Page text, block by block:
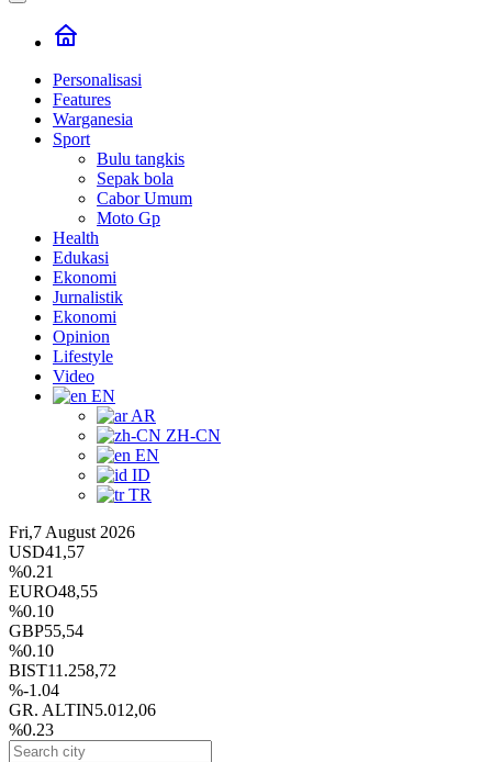
Personalisasi
Features
Warganesia
Sport
Bulu tangkis
Sepak bola
Cabor Umum
Moto Gp
Health
Edukasi
Ekonomi
Jurnalistik
Ekonomi
Opinion
Lifestyle
Video
EN
AR
ZH-CN
EN
ID
TR
Fri,7 August 2026
USD41,57
%0.21
EURO48,55
%0.10
GBP55,54
%0.10
BIST11.258,72
%-1.04
GR. ALTIN5.012,06
%0.23